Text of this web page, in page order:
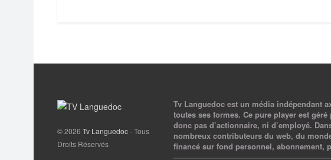
© 2026 Tv Languedoc- Tous
Droits Réservés
Tv Languedoc est un média indépendant
toutes ses formes. Ce pure player est
donc pas d’actionnaire, ni d’employé.
nombreux contributeurs du web, du
financé sur fond personnel, abonnement,